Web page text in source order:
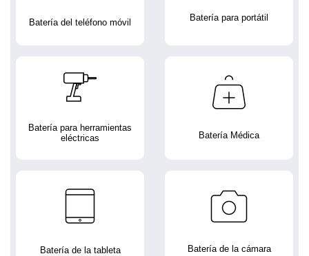
Batería del teléfono móvil Batería para portátil
Batería para herramientas
eléctricas
Batería Médica
Batería de la tableta Batería de la cámara